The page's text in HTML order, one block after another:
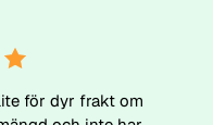
för dyr frakt om